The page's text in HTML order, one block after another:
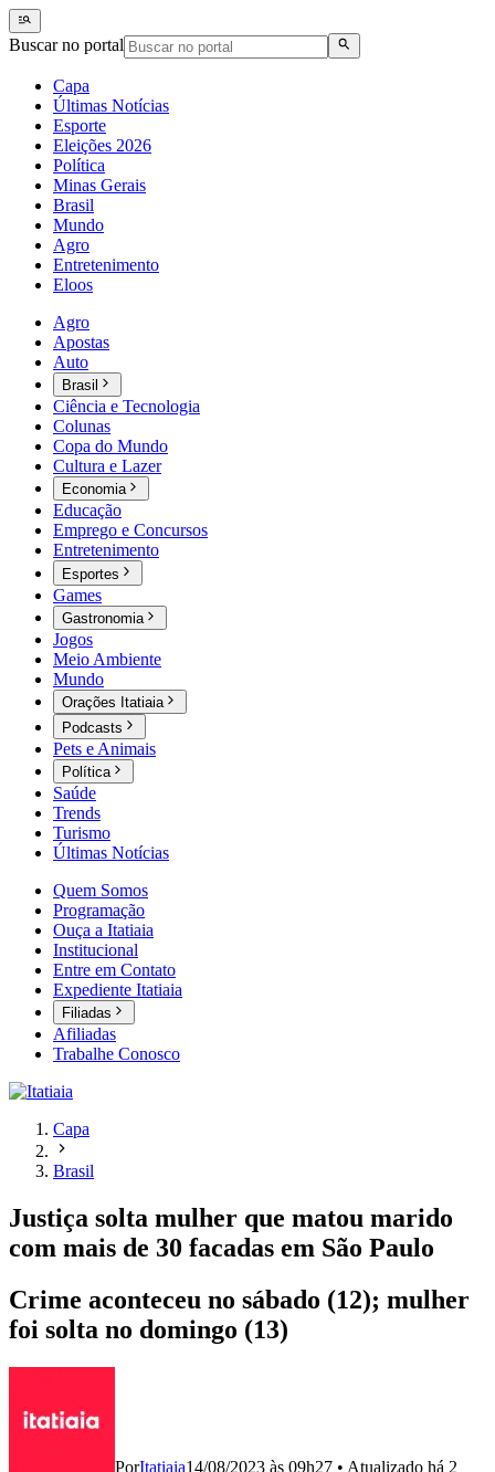
Buscar no portal
Capa
Últimas Notícias
Esporte
Eleições 2026
Política
Minas Gerais
Brasil
Mundo
Agro
Entretenimento
Eloos
Agro
Apostas
Auto
Brasil
Ciência e Tecnologia
Colunas
Copa do Mundo
Cultura e Lazer
Economia
Educação
Emprego e Concursos
Entretenimento
Esportes
Games
Gastronomia
Jogos
Meio Ambiente
Mundo
Orações Itatiaia
Podcasts
Pets e Animais
Política
Saúde
Trends
Turismo
Últimas Notícias
Quem Somos
Programação
Ouça a Itatiaia
Institucional
Entre em Contato
Expediente Itatiaia
Filiadas
Afiliadas
Trabalhe Conosco
Capa
Brasil
Justiça solta mulher que matou marido
com mais de 30 facadas em São Paulo
Crime aconteceu no sábado (12); mulher
foi solta no domingo (13)
PorItatiaia14/08/2023 às 09h27 • Atualizado há 2